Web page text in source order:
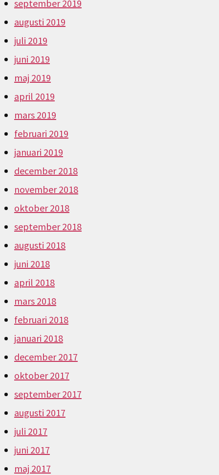
september 2019
augusti 2019
juli 2019
juni 2019
maj 2019
april 2019
mars 2019
februari 2019
januari 2019
december 2018
november 2018
oktober 2018
september 2018
augusti 2018
juni 2018
april 2018
mars 2018
februari 2018
januari 2018
december 2017
oktober 2017
september 2017
augusti 2017
juli 2017
juni 2017
maj 2017